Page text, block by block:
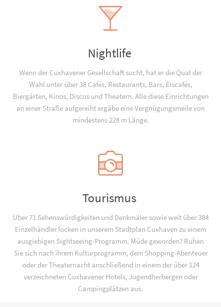
Nightlife
Wenn der Cuxhavener Gesellschaft sucht, hat er die Qual der
Wahl unter über 38 Cafés, Restaurants, Bars, Eiscafés,
Biergärten, Kinos, Discos und Theatern. Alle diese Einrichtungen
an einer Straße aufgereiht ergäbe eine Vergnügungsmeile von
mindestens 228 m Länge.
Tourismus
Über 71 Sehenswürdigkeiten und Denkmäler sowie weit über 384
Einzelhändler locken in unserem Stadtplan Cuxhaven zu einem
ausgiebigen Sightseeing-Programm. Müde geworden? Ruhen
Sie sich nach ihrem Kulturprogramm, dem Shopping-Abenteuer
oder der Theaternacht anschließend in einem der über 124
verzeichneten Cuxhavener Hotels, Jugend­­herbergen oder
Campingplätzen aus.